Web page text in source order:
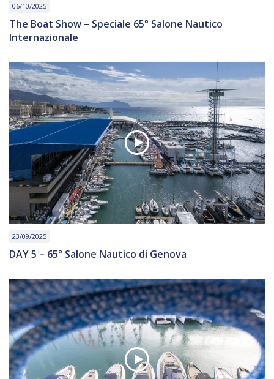
06/10/2025
The Boat Show – Speciale 65° Salone Nautico
Internazionale
23/09/2025
DAY 5 – 65° Salone Nautico di Genova